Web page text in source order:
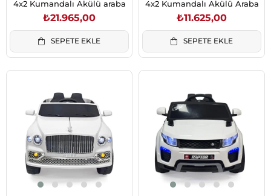
4x2 Kumandalı Akülü araba
₺21.965,00
SEPETE EKLE
4x2 Kumandalı Akülü Araba
₺11.625,00
SEPETE EKLE